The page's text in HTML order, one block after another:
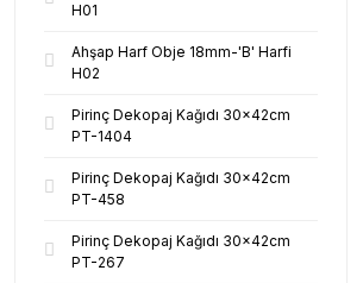
H01
Ahşap Harf Obje 18mm-'B' Harfi
H02
Pirinç Dekopaj Kağıdı 30x42cm
PT-1404
Pirinç Dekopaj Kağıdı 30x42cm
PT-458
Pirinç Dekopaj Kağıdı 30x42cm
PT-267